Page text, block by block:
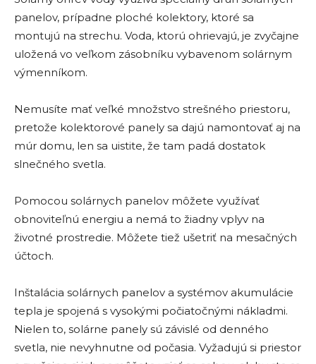
panelov, prípadne ploché kolektory, ktoré sa
montujú na strechu. Voda, ktorú ohrievajú, je zvyčajne
uložená vo veľkom zásobníku vybavenom solárnym
výmenníkom.
Nemusíte mať veľké množstvo strešného priestoru,
pretože kolektorové panely sa dajú namontovať aj na
múr domu, len sa uistite, že tam padá dostatok
slnečného svetla.
Pomocou solárnych panelov môžete využívať
obnoviteľnú energiu a nemá to žiadny vplyv na
životné prostredie. Môžete tiež ušetriť na mesačných
účtoch.
Inštalácia solárnych panelov a systémov akumulácie
tepla je spojená s vysokými počiatočnými nákladmi.
Nielen to, solárne panely sú závislé od denného
svetla, nie nevyhnutne od počasia. Vyžadujú si priestor